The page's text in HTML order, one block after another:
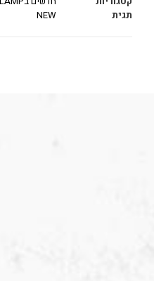
תגית
NEW